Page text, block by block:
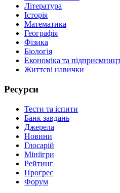
Література
Історія
Математика
Географія
Фізика
Біологія
Економіка та
Життєві навички
Ресурси
Тести та іспити
Банк завдань
Джерела
Новини
Глосарій
Мініігри
Рейтинг
Прогрес
Форум